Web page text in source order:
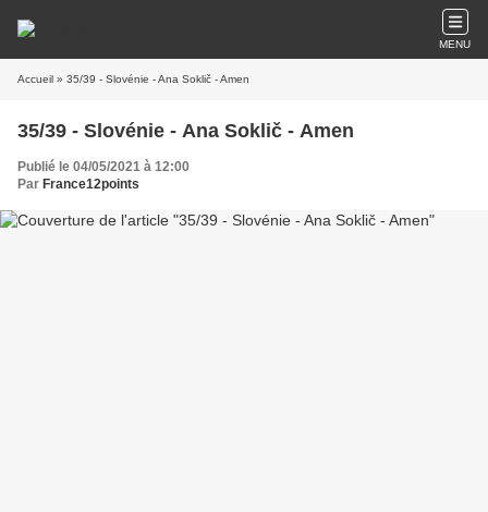
MENU
Accueil » 35/39 - Slovénie - Ana Soklič - Amen
35/39 - Slovénie - Ana Soklič - Amen
Publié le 04/05/2021 à 12:00
Par France12points